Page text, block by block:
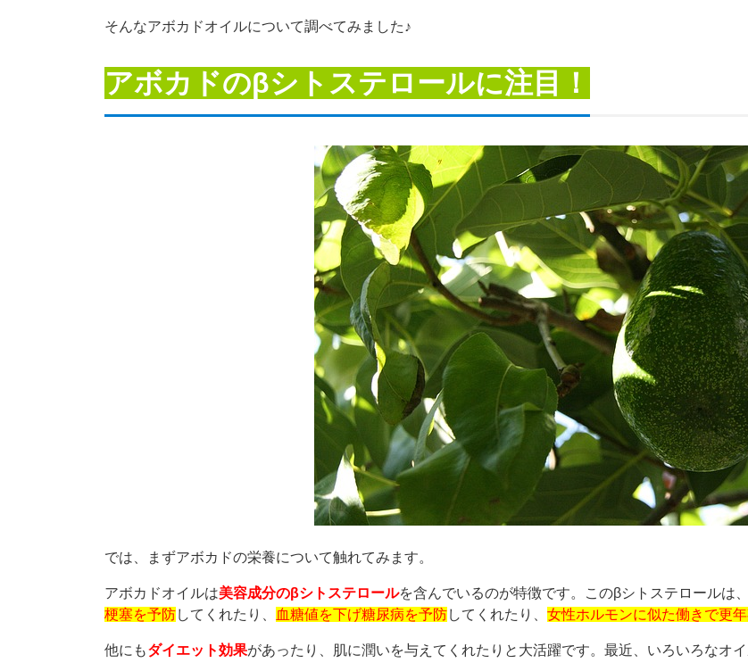
そんなアボカドオイルについて調べてみました♪
アボカドのβシトステロールに注目！
では、まずアボカドの栄養について触れてみます。
アボカドオイルは美容成分のβシトステロールを含んでいるのが特徴です。このβシトステロールは
梗塞を予防してくれたり、 血糖値を下げ糖尿病を予防してくれたり、 女性ホルモンに似た働きで更
他にもダイエット効果があったり、肌に潤いを与えてくれたりと大活躍です。最近、いろいろなオ